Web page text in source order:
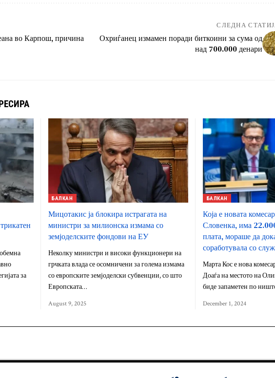
во Карпош, причина
СЛЕДНА
Охриѓанец измамен поради биткоини за сума од
над 700.000 денари
за
БАЛКАН
Мицотакис ја блокира истрагата на
министри за милионска измама со
земјоделските фондови на ЕУ
Неколку министри и високи функционери на
грчката влада се осомничени за голема измама
со европските земјоделски субвенции, со што
Европската…
August 9, 2025
БАЛКАН
Која е новата
Словенка, има
плата, мораше да
соработувала со
Марта Кос е нова
Доаѓа на местото на
биде запаметен по
December 1, 2024